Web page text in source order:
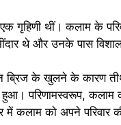
एक गृहिणी थीं। कलाम के
थे और उनके पास
के खुलने के कारण
परिणामस्वरूप, कलाम
में कलाम को अपने परिवार